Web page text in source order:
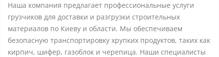
Наша компания предлагает профессиональные услуги
грузчиков для доставки и разгрузки строительных
материалов по Киеву и области. Мы обеспечиваем
безопасную транспортировку хрупких продуктов, таких как
кирпич, шифер, газоблок и черепица. Наши специалисты